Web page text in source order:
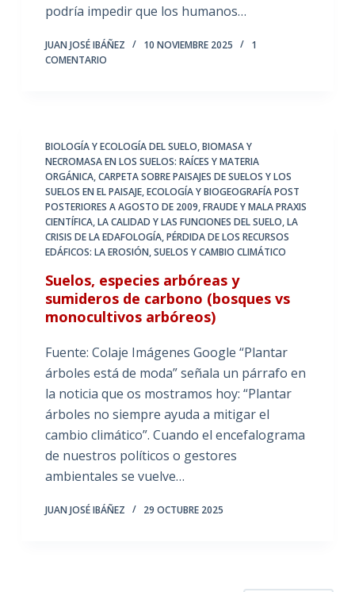
podría impedir que los humanos…
JUAN JOSÉ IBÁÑEZ 10 NOVIEMBRE 2025
1
COMENTARIO
BIOLOGÍA Y ECOLOGÍA DEL SUELO,BIOMASA Y
NECROMASA EN LOS SUELOS: RAÍCES Y MATERIA
ORGÁNICA,CARPETA SOBRE PAISAJES DE SUELOS Y LOS
SUELOS EN EL PAISAJE,ECOLOGÍA Y BIOGEOGRAFÍA POST
POSTERIORES A AGOSTO DE 2009,FRAUDE Y MALA PRAXIS
CIENTÍFICA,LA CALIDAD Y LAS FUNCIONES DEL SUELO,LA
CRISIS DE LA EDAFOLOGÍA,PÉRDIDA DE LOS RECURSOS
EDÁFICOS: LA EROSIÓN,SUELOS Y CAMBIO CLIMÁTICO
Suelos, especies arbóreas y
sumideros de carbono (bosques vs
monocultivos arbóreos)
Fuente: Colaje Imágenes Google “Plantar
árboles está de moda” señala un párrafo en
la noticia que os mostramos hoy: “Plantar
árboles no siempre ayuda a mitigar el
cambio climático”. Cuando el encefalograma
de nuestros políticos o gestores
ambientales se vuelve…
JUAN JOSÉ IBÁÑEZ 29 OCTUBRE 2025